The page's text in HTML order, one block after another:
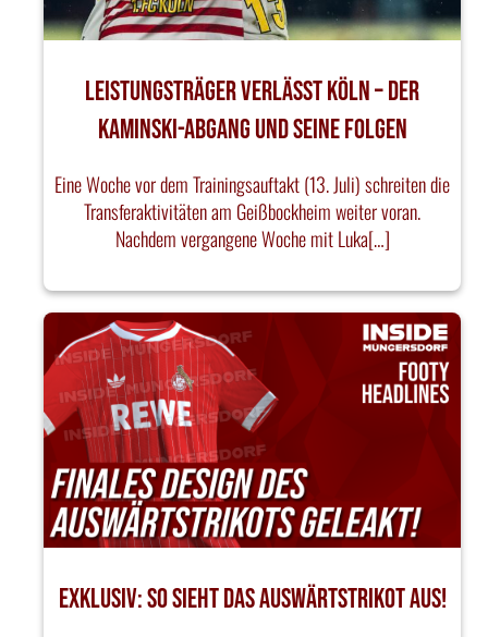
Leistungsträger verlässt Köln – Der
Kaminski-Abgang und seine Folgen
Eine Woche vor dem Trainingsauftakt (13. Juli) schreiten die
Transferaktivitäten am Geißbockheim weiter voran.
Nachdem vergangene Woche mit Luka[…]
EXKLUSIV: SO SIEHT DAS AUSWÄRTSTRIKOT AUS!